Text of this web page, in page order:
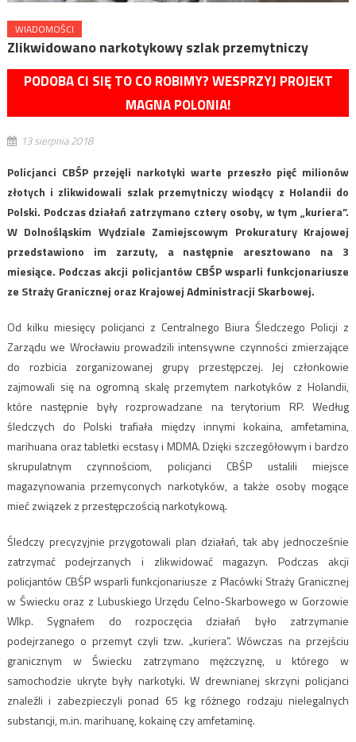
WIADOMOŚCI
Zlikwidowano narkotykowy szlak przemytniczy
PODOBA CI SIĘ TO CO ROBIMY? WESPRZYJ PROJEKT
MAGNA POLONIA!
13 sierpnia 2018
Policjanci CBŚP przejęli narkotyki warte przeszło pięć milionów
złotych i zlikwidowali szlak przemytniczy wiodący z Holandii do
Polski. Podczas działań zatrzymano cztery osoby, w tym „kuriera”.
W Dolnośląskim Wydziale Zamiejscowym Prokuratury Krajowej
przedstawiono im zarzuty, a następnie aresztowano na 3
miesiące. Podczas akcji policjantów CBŚP wsparli funkcjonariusze
ze Straży Granicznej oraz Krajowej Administracji Skarbowej.
Od kilku miesięcy policjanci z Centralnego Biura Śledczego Policji z
Zarządu we Wrocławiu prowadzili intensywne czynności zmierzające
do rozbicia zorganizowanej grupy przestępczej. Jej członkowie
zajmowali się na ogromną skalę przemytem narkotyków z Holandii,
które następnie były rozprowadzane na terytorium RP. Według
śledczych do Polski trafiała między innymi kokaina, amfetamina,
marihuana oraz tabletki ecstasy i MDMA. Dzięki szczegółowym i bardzo
skrupulatnym czynnościom, policjanci CBŚP ustalili miejsce
magazynowania przemyconych narkotyków, a także osoby mogące
mieć związek z przestępczością narkotykową.
Śledczy precyzyjnie przygotowali plan działań, tak aby jednocześnie
zatrzymać podejrzanych i zlikwidować magazyn. Podczas akcji
policjantów CBŚP wsparli funkcjonariusze z Placówki Straży Granicznej
w Świecku oraz z Lubuskiego Urzędu Celno-Skarbowego w Gorzowie
Wlkp. Sygnałem do rozpoczęcia działań było zatrzymanie
podejrzanego o przemyt czyli tzw. „kuriera”. Wówczas na przejściu
granicznym w Świecku zatrzymano mężczyznę, u którego w
samochodzie ukryte były narkotyki. W drewnianej skrzyni policjanci
znaleźli i zabezpieczyli ponad 65 kg różnego rodzaju nielegalnych
substancji, m.in. marihuanę, kokainę czy amfetaminę.